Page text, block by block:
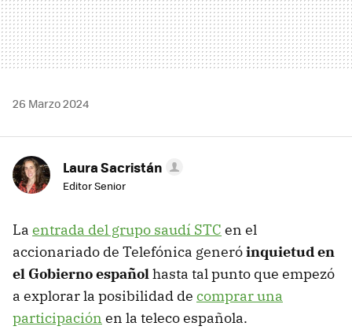
26 Marzo 2024
Laura Sacristán
Editor Senior
La entrada del grupo saudí STC en el
accionariado de Telefónica generóinquietud en
el Gobierno españolhasta tal punto que empezó
a explorar la posibilidad de comprar una
participación en la teleco española.